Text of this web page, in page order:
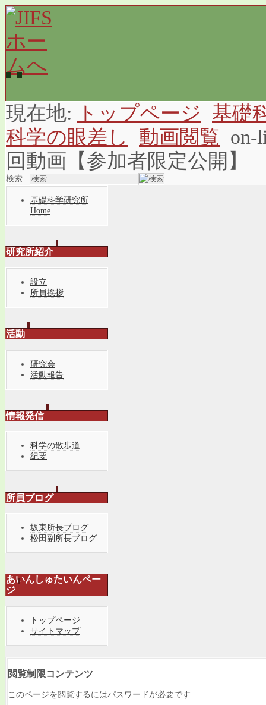
現在地: トップページ 基礎
科学の眼差し
動画閲覧 on-
回動画【参加者限定公開】
検索...
基礎科学研究所
Home
研究所紹介
設立
所員挨拶
活動
研究会
活動報告
情報発信
科学の散歩道
紀要
所員ブログ
坂東所長ブログ
松田副所長ブログ
あいんしゅたいんペー
ジ
トップページ
サイトマップ
閲覧制限コンテンツ
このページを閲覧するにはパスワードが必要です